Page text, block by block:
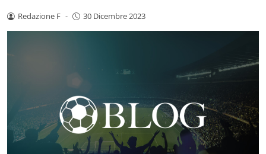
Redazione F - 30 Dicembre 2023